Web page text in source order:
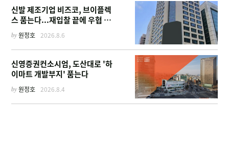
신발 제조기업 비즈코, 브이플렉
스 품는다...재입찰 끝에 우협 선
by원정호 2026.8.6
신영증권컨소시엄, 도산대로 '하
이마트 개발부지' 품는다
by원정호 2026.8.4